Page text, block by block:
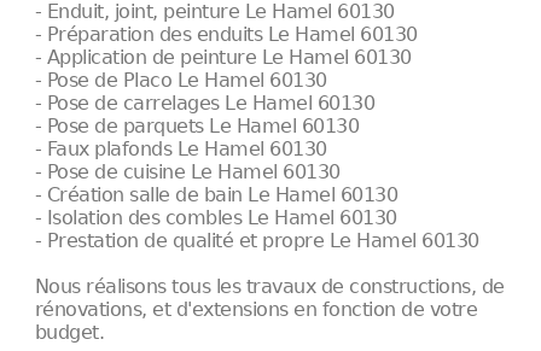
- Enduit, joint, peinture Le Hamel 60130
- Préparation des enduits Le Hamel 60130
- Application de peinture Le Hamel 60130
- Pose de Placo Le Hamel 60130
- Pose de carrelages Le Hamel 60130
- Pose de parquets Le Hamel 60130
- Faux plafonds Le Hamel 60130
- Pose de cuisine Le Hamel 60130
- Création salle de bain Le Hamel 60130
- Isolation des combles Le Hamel 60130
- Prestation de qualité et propre Le Hamel 60130
Nous réalisons tous les travaux de constructions, de
rénovations, et d'extensions en fonction de votre
budget.